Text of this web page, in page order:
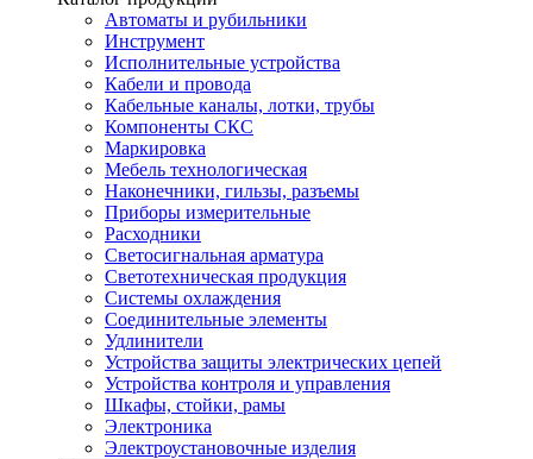
Автоматы и рубильники
Инструмент
Исполнительные устройства
Кабели и провода
Кабельные каналы, лотки, трубы
Компоненты СКС
Маркировка
Мебель технологическая
Наконечники, гильзы, разъемы
Приборы измерительные
Расходники
Светосигнальная арматура
Светотехническая продукция
Системы охлаждения
Соединительные элементы
Удлинители
Устройства защиты электрических цепей
Устройства контроля и управления
Шкафы, стойки, рамы
Электроника
Электроустановочные изделия